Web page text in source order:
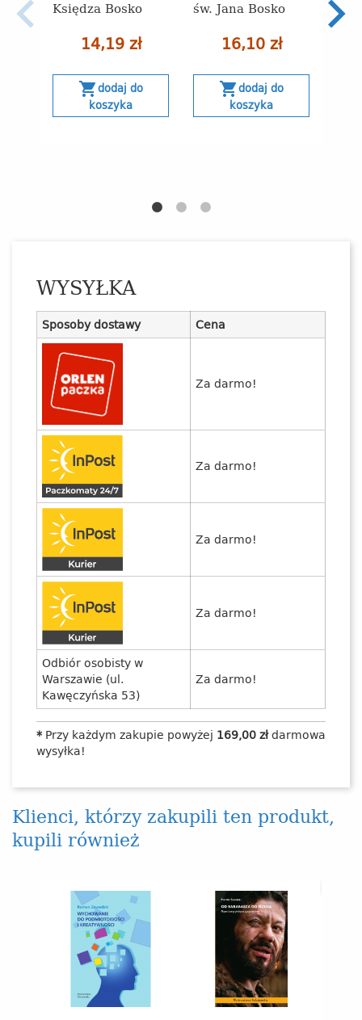
Księdza Bosko
14,19 zł
shopping_cartdodaj do
koszyka
św. Jana Bosko
16,10 zł
shopping_cartdodaj do
koszyka
WYSYŁKA
Sposoby dostawy Cena
Za darmo!
Za darmo!
Za darmo!
Za darmo!
Odbiór osobisty w
Warszawie (ul.
Kawęczyńska 53)
Za darmo!
* Przy każdym zakupie powyżej 169,00 złdarmowa
wysyłka!
Klienci, którzy zakupili ten produkt,
kupili również